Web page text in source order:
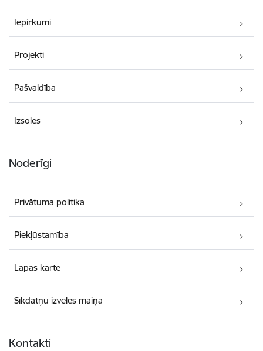
Iepirkumi
Projekti
Pašvaldība
Izsoles
Noderīgi
Privātuma politika
Piekļūstamība
Lapas karte
Sīkdatņu izvēles maiņa
Kontakti